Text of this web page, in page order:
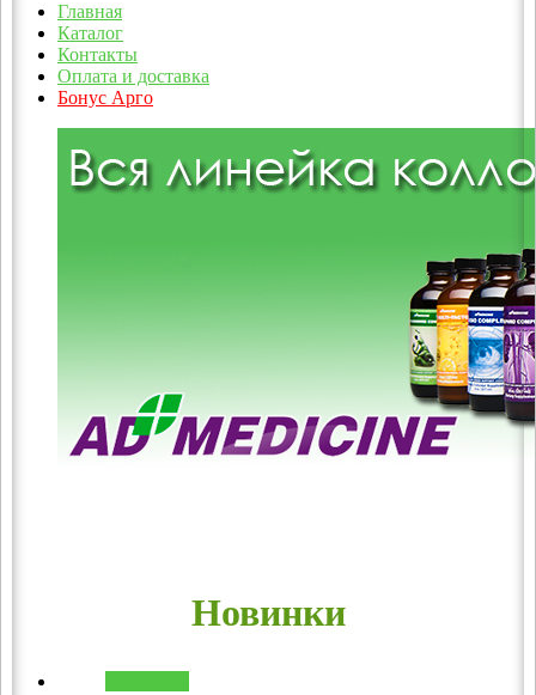
Главная
Каталог
Контакты
Оплата и доставка
Бонус Арго
Новинки